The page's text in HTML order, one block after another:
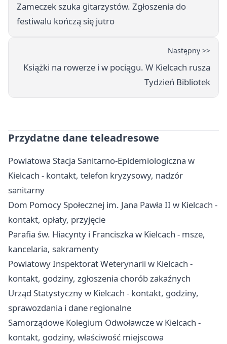
Zameczek szuka gitarzystów. Zgłoszenia do
festiwalu kończą się jutro
Następny >>
Książki na rowerze i w pociągu. W Kielcach rusza
Tydzień Bibliotek
Przydatne dane teleadresowe
Powiatowa Stacja Sanitarno-Epidemiologiczna w
Kielcach - kontakt, telefon kryzysowy, nadzór
sanitarny
Dom Pomocy Społecznej im. Jana Pawła II w Kielcach -
kontakt, opłaty, przyjęcie
Parafia św. Hiacynty i Franciszka w Kielcach - msze,
kancelaria, sakramenty
Powiatowy Inspektorat Weterynarii w Kielcach -
kontakt, godziny, zgłoszenia chorób zakaźnych
Urząd Statystyczny w Kielcach - kontakt, godziny,
sprawozdania i dane regionalne
Samorządowe Kolegium Odwoławcze w Kielcach -
kontakt, godziny, właściwość miejscowa